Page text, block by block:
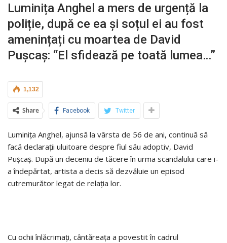
Luminița Anghel a mers de urgență la
poliție, după ce ea și soțul ei au fost
amenințați cu moartea de David
Pușcaș: “El sfidează pe toată lumea…”
1,132
Share Facebook Twitter
Luminița Anghel, ajunsă la vârsta de 56 de ani, continuă să
facă declarații uluitoare despre fiul său adoptiv, David
Pușcaș. După un deceniu de tăcere în urma scandalului care i-
a îndepărtat, artista a decis să dezvăluie un episod
cutremurător legat de relația lor.
Cu ochii înlăcrimați, cântăreața a povestit în cadrul